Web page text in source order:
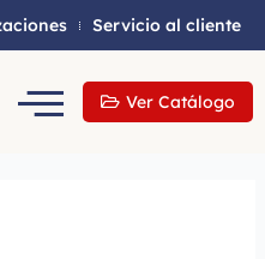
Servicio al cliente
Ver Catálogo